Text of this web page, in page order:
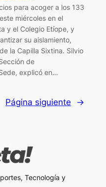
para acoger a los 133
miércoles en el
y el Colegio Etíope, y
su aislamiento,
la Capilla Sixtina. Silvio
de
explicó en…
Página siguiente →
Tecnología y